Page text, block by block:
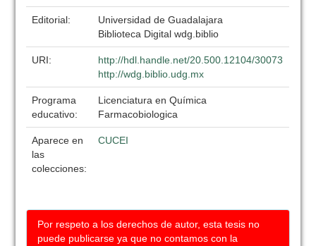
Editorial:
Universidad de Guadalajara
Biblioteca Digital wdg.biblio
URI:
http://hdl.handle.net/20.500.12104/30073
http://wdg.biblio.udg.mx
Programa
educativo:
Licenciatura en Química
Farmacobiologica
Aparece en
las
colecciones:
CUCEI
Por respeto a los derechos de autor, esta tesis no
puede publicarse ya que no contamos con la